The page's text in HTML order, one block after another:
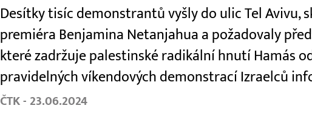
Desítky tisíc demonstrantů vyšly do ulic Tel Avivu,
premiéra Benjamina Netanjahua a požadovaly
které zadržuje palestinské radikální hnutí Hamás
pravidelných víkendových demonstrací Izraelců
ČTK - 23.06.2024